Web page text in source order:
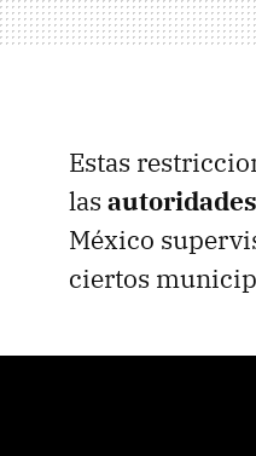
Estas
las
México
ciertos